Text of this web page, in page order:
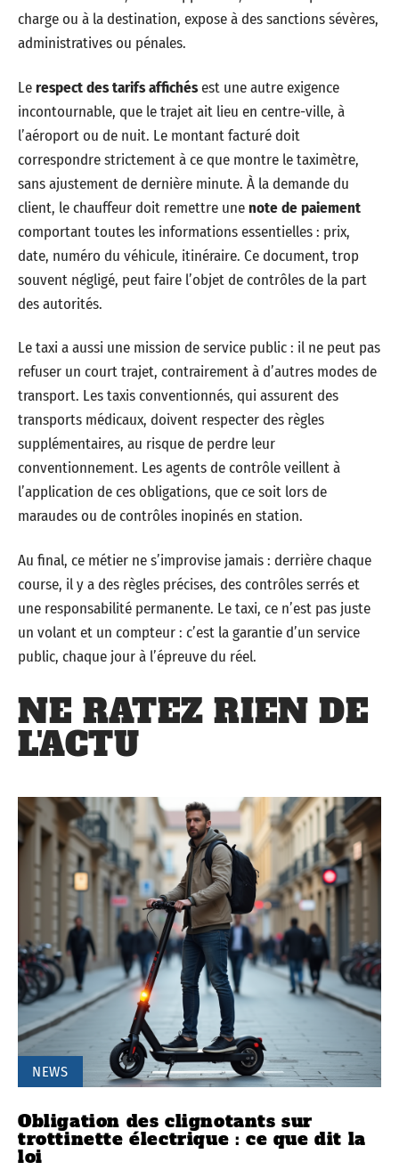
charge ou à la destination, expose à des sanctions sévères,
administratives ou pénales.
Lerespect des tarifs affichésest une autre exigence
incontournable, que le trajet ait lieu en centre-ville, à
l’aéroport ou de nuit. Le montant facturé doit
correspondre strictement à ce que montre le taximètre,
sans ajustement de dernière minute. À la demande du
client, le chauffeur doit remettre unenote de paiement
comportant toutes les informations essentielles : prix,
date, numéro du véhicule, itinéraire. Ce document, trop
souvent négligé, peut faire l’objet de contrôles de la part
des autorités.
Le taxi a aussi une mission de service public : il ne peut pas
refuser un court trajet, contrairement à d’autres modes de
transport. Les taxis conventionnés, qui assurent des
transports médicaux, doivent respecter des règles
supplémentaires, au risque de perdre leur
conventionnement. Les agents de contrôle veillent à
l’application de ces obligations, que ce soit lors de
maraudes ou de contrôles inopinés en station.
Au final, ce métier ne s’improvise jamais : derrière chaque
course, il y a des règles précises, des contrôles serrés et
une responsabilité permanente. Le taxi, ce n’est pas juste
un volant et un compteur : c’est la garantie d’un service
public, chaque jour à l’épreuve du réel.
NE RATEZ RIEN DE
L'ACTU
NEWS
Obligation des clignotants sur
trottinette électrique : ce que dit la
loi